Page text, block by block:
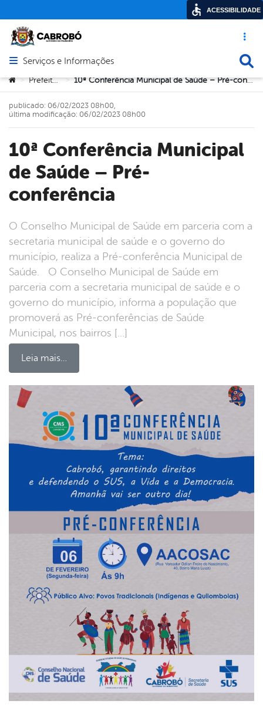
Acesso
Abrir menu principal de navegação
Serviços e Informações
Você está aqui:
> Prefeitura > 10ª Conferência Municipal de Saúde – Pré-conferência
10ª Conferência Municipal
de Saúde – Pré-
conferência
O Conselho Municipal de Saúde em parceria com a
secretaria municipal de saúde e o governo do
município, realiza a Pré-conferência Municipal de
Saúde. O Conselho Municipal de Saúde em
parceria com a secretaria municipal de saúde e o
governo do município, informa a população que
promoverá as Pré-conferências de Saúde
Municipal, nos bairros […]
Leia mais…
publicado: 06/02/2023 08h00,
última modificação: 06/02/2023 08h00
ACESSIBILIDADE